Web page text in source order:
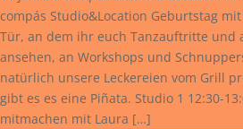
compás Studio&Location Geburtstag
Tür, an dem ihr euch Tanzauftritte und
ansehen, an Workshops und
natürlich unsere Leckereien vom Grill
gibt es es eine Piñata. Studio 1 12:30-
mitmachen mit Laura […]